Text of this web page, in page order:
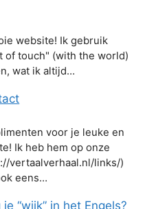
website! Ik gebruik
of touch" (with the world)
wat ik altijd…
voor je leuke en
Ik heb hem op onze
vertaalverhaal.nl/links/)
eens…
“wijk” in het Engels?